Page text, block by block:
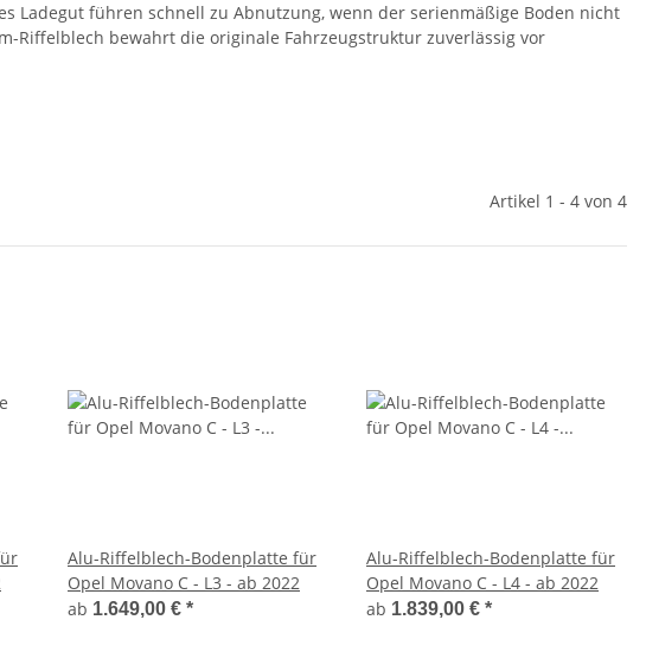
Ladegut führen schnell zu Abnutzung, wenn der serienmäßige Boden nicht
Riffelblech bewahrt die originale Fahrzeugstruktur zuverlässig vor
Artikel 1 - 4 von 4
Alu-Riffelblech-Bodenplatte für
Opel Movano C - L3 - ab 2022
ab 1.649,00 € *
Alu-Riffelblech-Bodenplatte für
Opel Movano C - L4 - ab 2022
ab 1.839,00 € *